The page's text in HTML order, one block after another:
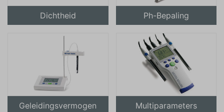
Dichtheid Ph-Bepaling
Geleidingsvermogen Multiparameters